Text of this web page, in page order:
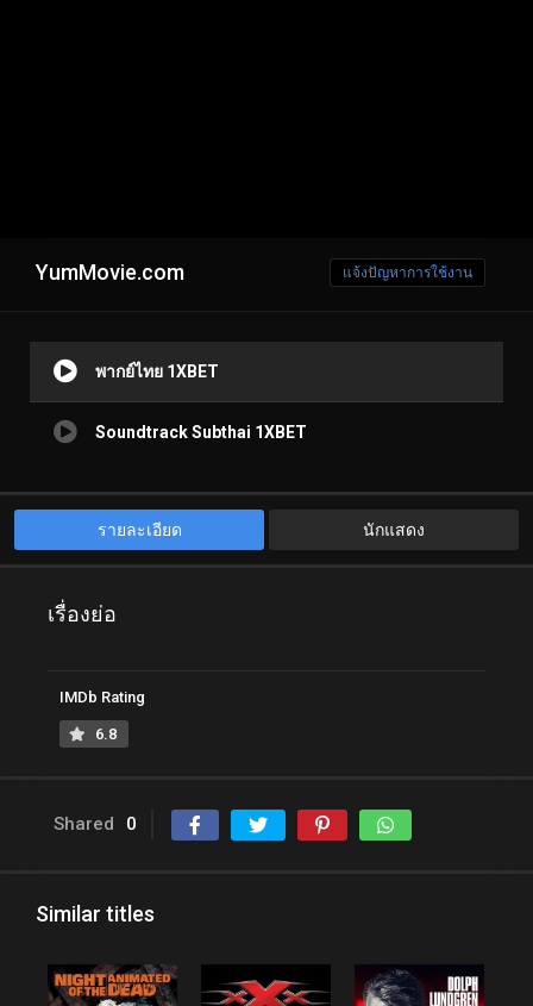
YumMovie.com แจ้งปัญหาการใช้งาน
พากย์ไทย 1XBET
Soundtrack Subthai 1XBET
รายละเอียด นักแสดง
เรื่องย่อ
IMDb Rating
6.8
Shared 0
Similar titles